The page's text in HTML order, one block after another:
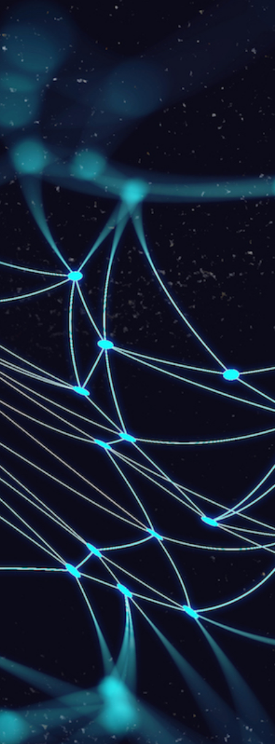
69 /mês
Download: 15 Mbps
Upload: 7 Mbps
Para Residências - Rádio
20 Mb
R$ 89/mês
Download: 20 Mbps
Upload: 10 Mbps
Para Residências - Rádio
25 Mb
R$99
Download: 25 Mbps